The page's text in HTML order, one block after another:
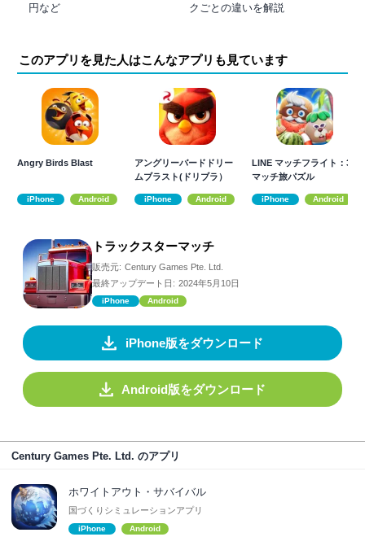
円など
クごとの違いを解説
このアプリを見た人はこんなアプリも見ています
Angry Birds Blast
iPhone Android
アングリーバードドリー
ムブラスト(ドリブラ）
iPhone Android
LINE マッチフライト：3
マッチ旅パズル
iPhone Android
トラックスターマッチ
販売元: Century Games Pte. Ltd.
最終アップデート日: 2024年5月10日
iPhone Android
iPhone版をダウンロード
Android版をダウンロード
Century Games Pte. Ltd. のアプリ
ホワイトアウト・サバイバル
国づくりシミュレーションアプリ
iPhone Android